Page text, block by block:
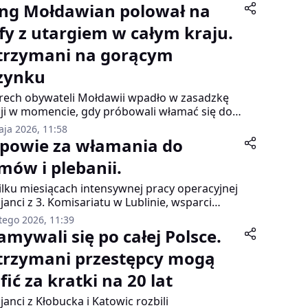
Mołdawian polował na
z utargiem w całym kraju.
na gorącym
obywateli Mołdawii wpadło w zasadzkę
w momencie, gdy próbowali włamać się do
sklepu. Dzięki skrupulatnej pracy
z Komendy Wojewódzkiej Policji w
gang, który od miesięcy terroryzował
dwóch popularnych sieci handlowych,
2026, 11:58
za włamania do
i plebanii.
miesiącach intensywnej pracy operacyjnej
z 3. Komisariatu w Lublinie, wsparci
specjalistów z wydziału do walki z
przeciwko mieniu, zatrzymali 30-
mieszkańca miasta. Mężczyzna jest
o dokonanie serii włamań do domów
i plebanii na terenie powiatu
– łączne straty przekroczyły 50 tysięcy
2026, 11:39
się po całej Polsce.
przestępcy mogą
za kratki na 20 lat
z Kłobucka i Katowic rozbili